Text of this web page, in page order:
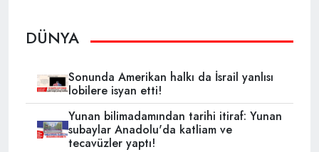
DÜNYA
Sonunda Amerikan halkı da İsrail yanlısı
lobilere isyan etti!
Yunan bilimadamından tarihi itiraf: Yunan
subaylar Anadolu'da katliam ve
tecavüzler yaptı!